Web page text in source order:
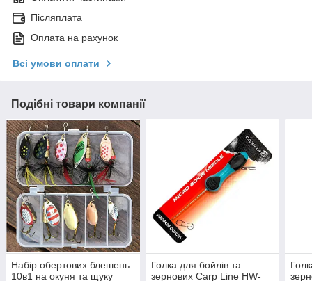
Післяплата
Оплата на рахунок
Всі умови оплати
Подібні товари компанії
Набір обертових блешень
10в1 на окуня та щуку
Голка для бойлів та
зернових Carp Line HW-